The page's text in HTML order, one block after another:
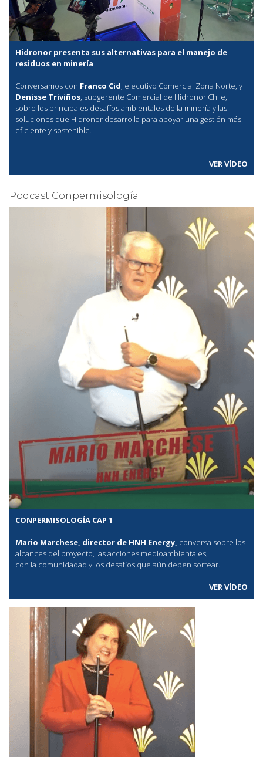
Hidronor presenta sus alternativas para el manejo de
residuos en minería
Conversamos con Franco Cid, ejecutivo Comercial Zona Norte, y
Denisse Triviños, subgerente Comercial de Hidronor Chile,
sobre los principales desafíos ambientales de la minería y las
soluciones que Hidronor desarrolla para apoyar una gestión más
eficiente y sostenible.
VER VÍDEO
Podcast Conpermisología
CONPERMISOLOGÍA CAP 1
Mario Marchese, director de HNH Energy, conversa sobre los
alcances del proyecto, las acciones medioambientales,
con la comunidadad y los desafíos que aún deben sortear.
VER VÍDEO